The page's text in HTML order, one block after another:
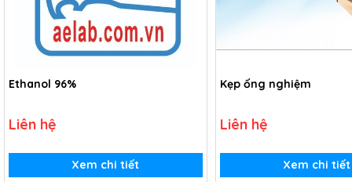
Ethanol 96%
Liên hệ
Xem chi tiết
Kẹp ống nghiệm
Liên hệ
Xem chi tiết